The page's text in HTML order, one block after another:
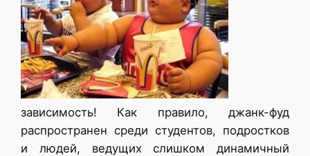
зависимость! Как правило, джанк-фуд
распространен среди студентов, подростков
и людей, ведущих слишком динамичный